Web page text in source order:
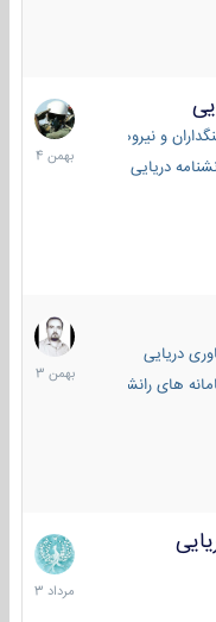
و نیروهای ویژه‌ی دریایی
دریایی
22
بهمن
1404
دریایی
های رانشی دریایی
6
بهمن
1403
2
مرداد
1403